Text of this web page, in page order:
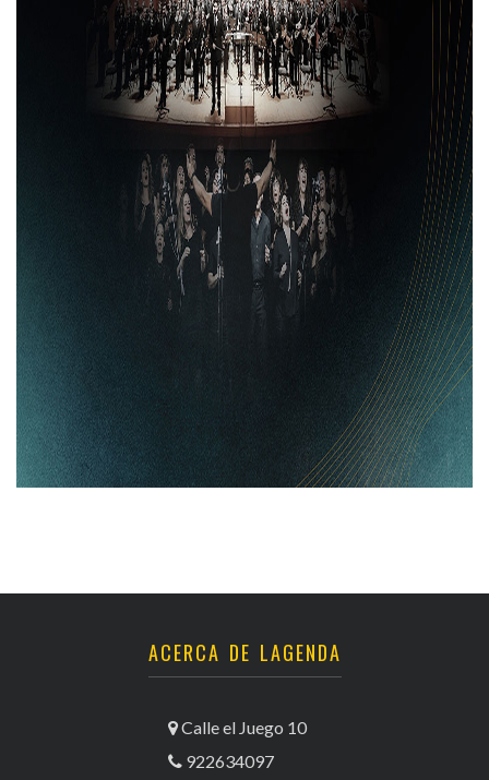
ACERCA DE LAGENDA
Calle el Juego 10
922634097